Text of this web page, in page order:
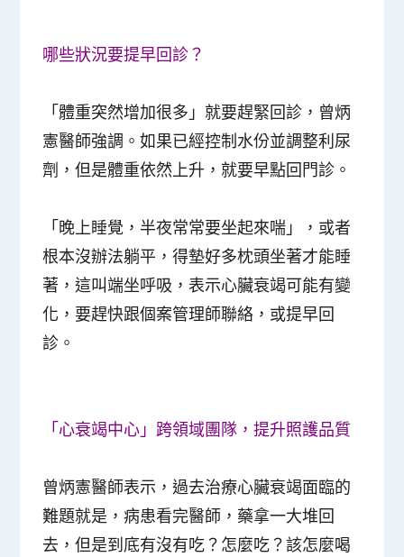
哪些狀況要提早回診？
「體重突然增加很多」就要趕緊回診，曾炳
憲醫師強調。如果已經控制水份並調整利尿
劑，但是體重依然上升，就要早點回門診。
「晚上睡覺，半夜常常要坐起來喘」，或者
根本沒辦法躺平，得墊好多枕頭坐著才能睡
著，這叫端坐呼吸，表示心臟衰竭可能有變
化，要趕快跟個案管理師聯絡，或提早回
診。
「心衰竭中心」跨領域團隊，提升照護品質
曾炳憲醫師表示，過去治療心臟衰竭面臨的
難題就是，病患看完醫師，藥拿一大堆回
去，但是到底有沒有吃？怎麼吃？該怎麼喝